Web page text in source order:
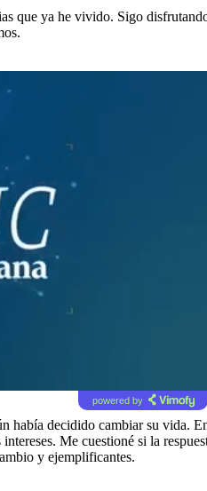
que ya he vivido. Sigo
powered by
había decidido cambiar su vida.
Me cuestioné si la
y ejemplificantes.